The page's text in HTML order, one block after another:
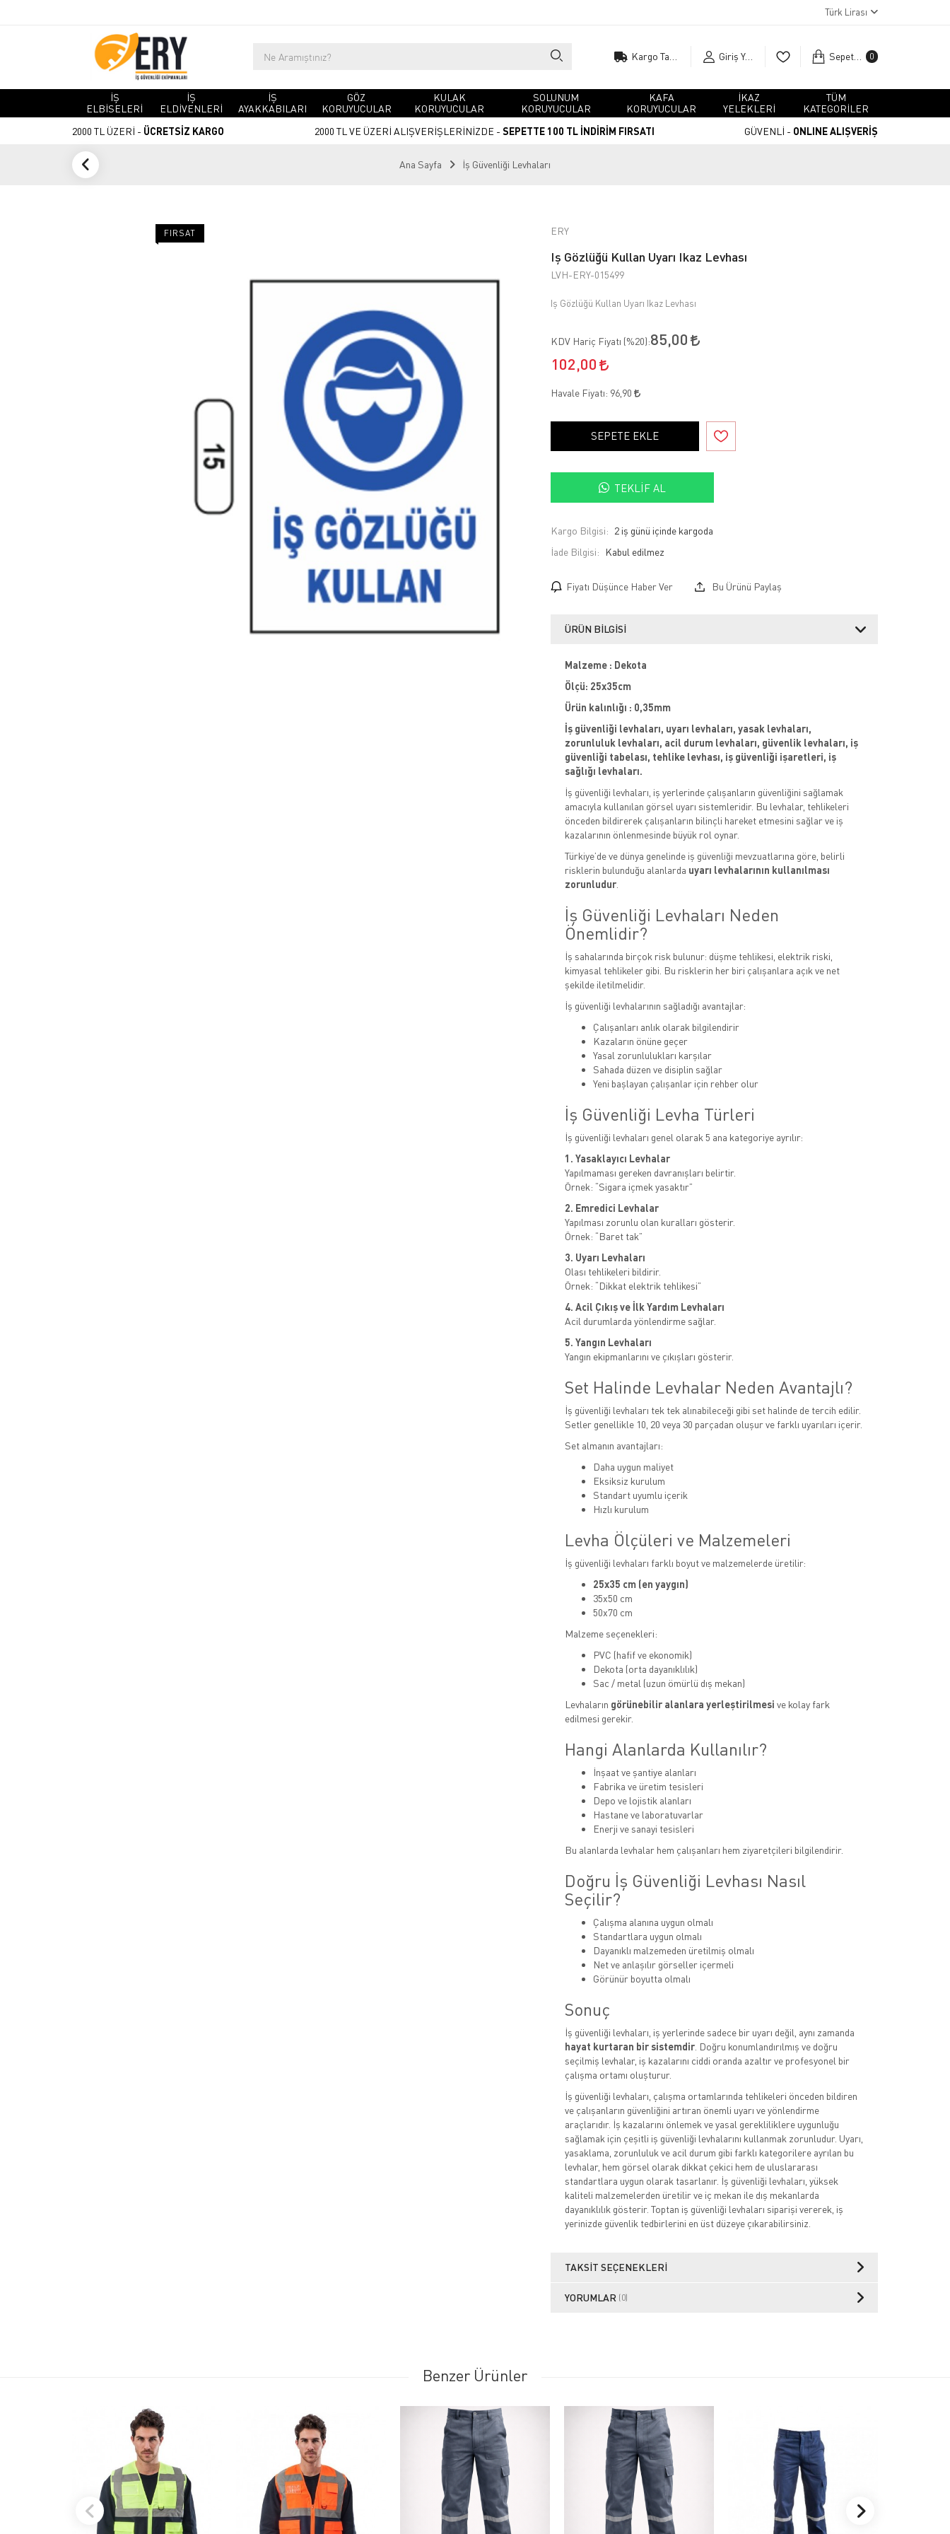
Türk Lirası
Giriş Yap Sepetim 0
İŞ
ELBİSELERİ
İŞ
ELDİVENLERİ
İŞ
AYAKKABILARI
GÖZ
KORUYUCULAR
KULAK
KORUYUCULAR
SOLUNUM
KORUYUCULAR
KAFA
KORUYUCULAR
İKAZ
YELEKLERİ
TÜM
KATEGORİLER
2000 TL ÜZERİ - ÜCRETSİZ KARGO 2000 TL VE ÜZERİ ALIŞVERİŞLERİNİZDE - SEPETTE 100 TL İNDİRİM FIRSATI GÜVENLİ - ONLINE ALIŞVERİŞ
Ana Sayfa İş Güvenliği Levhaları
FIRSAT ERY
Iş Gözlüğü Kullan Uyarı Ikaz Levhası
LVH-ERY-015499
Iş Gözlüğü Kullan Uyarı Ikaz Levhası
KDV Hariç Fiyatı (%20):85,00
102,00
Havale Fiyatı: 96,90
SEPETE EKLE
TEKLIF AL
Kargo Bilgisi: 2 iş günü içinde kargoda
İade Bilgisi:
Fiyatı Düşünce Haber Ver Bu Ürünü Paylaş
ÜRÜN BILGISI
Malzeme : Dekota
Ölçü: 25x35cm
Ürün kalınlığı : 0,35mm
İş güvenliği levhaları, uyarı levhaları, yasak levhaları,
zorunluluk levhaları, acil durum levhaları, güvenlik levhaları, iş
güvenliği tabelası, tehlike levhası, iş güvenliği işaretleri, iş
sağlığı levhaları.
İş güvenliği levhaları, iş yerlerinde çalışanların güvenliğini sağlamak
amacıyla kullanılan görsel uyarı sistemleridir. Bu levhalar, tehlikeleri
önceden bildirerek çalışanların bilinçli hareket etmesini sağlar ve iş
kazalarının önlenmesinde büyük rol oynar.
Türkiye’de ve dünya genelinde iş güvenliği mevzuatlarına göre, belirli
risklerin bulunduğu alanlarda uyarı levhalarının kullanılması
zorunludur.
İş Güvenliği Levhaları Neden
Önemlidir?
İş sahalarında birçok risk bulunur: düşme tehlikesi, elektrik riski,
kimyasal tehlikeler gibi. Bu risklerin her biri çalışanlara açık ve net
şekilde iletilmelidir.
İş güvenliği levhalarının sağladığı avantajlar:
Çalışanları anlık olarak bilgilendirir
Kazaların önüne geçer
Yasal zorunlulukları karşılar
Sahada düzen ve disiplin sağlar
Yeni başlayan çalışanlar için rehber olur
İş Güvenliği Levha Türleri
İş güvenliği levhaları genel olarak 5 ana kategoriye ayrılır:
1. Yasaklayıcı Levhalar
Yapılmaması gereken davranışları belirtir.
Örnek: “Sigara içmek yasaktır”
2. Emredici Levhalar
Yapılması zorunlu olan kuralları gösterir.
Örnek: “Baret tak”
3. Uyarı Levhaları
Olası tehlikeleri bildirir.
Örnek: “Dikkat elektrik tehlikesi”
4. Acil Çıkış ve İlk Yardım Levhaları
Acil durumlarda yönlendirme sağlar.
5. Yangın Levhaları
Yangın ekipmanlarını ve çıkışları gösterir.
Set Halinde Levhalar Neden Avantajlı?
İş güvenliği levhaları tek tek alınabileceği gibi set halinde de tercih edilir.
Setler genellikle 10, 20 veya 30 parçadan oluşur ve farklı uyarıları içerir.
Set almanın avantajları:
Daha uygun maliyet
Eksiksiz kurulum
Standart uyumlu içerik
Hızlı kurulum
Levha Ölçüleri ve Malzemeleri
İş güvenliği levhaları farklı boyut ve malzemelerde üretilir:
25x35 cm (en yaygın)
35x50 cm
50x70 cm
Malzeme seçenekleri:
PVC (hafif ve ekonomik)
Dekota (orta dayanıklılık)
Sac / metal (uzun ömürlü dış mekan)
Levhaların görünebilir alanlara yerleştirilmesi ve kolay fark
edilmesi gerekir.
Hangi Alanlarda Kullanılır?
İnşaat ve şantiye alanları
Fabrika ve üretim tesisleri
Depo ve lojistik alanları
Hastane ve laboratuvarlar
Enerji ve sanayi tesisleri
Bu alanlarda levhalar hem çalışanları hem ziyaretçileri bilgilendirir.
Doğru İş Güvenliği Levhası Nasıl
Seçilir?
Çalışma alanına uygun olmalı
Standartlara uygun olmalı
Dayanıklı malzemeden üretilmiş olmalı
Net ve anlaşılır görseller içermeli
Görünür boyutta olmalı
Sonuç
İş güvenliği levhaları, iş yerlerinde sadece bir uyarı değil, aynı zamanda
hayat kurtaran bir sistemdir. Doğru konumlandırılmış ve doğru
seçilmiş levhalar, iş kazalarını ciddi oranda azaltır ve profesyonel bir
çalışma ortamı oluşturur.
İş güvenliği levhaları, çalışma ortamlarında tehlikeleri önceden bildiren
ve çalışanların güvenliğini artıran önemli uyarı ve yönlendirme
araçlarıdır. İş kazalarını önlemek ve yasal gerekliliklere uygunluğu
sağlamak için çeşitli iş güvenliği levhalarını kullanmak zorunludur. Uyarı,
yasaklama, zorunluluk ve acil durum gibi farklı kategorilere ayrılan bu
levhalar, hem görsel olarak dikkat çekici hem de uluslararası
standartlara uygun olarak tasarlanır. İş güvenliği levhaları, yüksek
kaliteli malzemelerden üretilir ve iç mekan ile dış mekanlarda
dayanıklılık gösterir. Toptan iş güvenliği levhaları siparişi vererek, iş
yerinizde güvenlik tedbirlerini en üst düzeye çıkarabilirsiniz.
TAKSIT SEÇENEKLERI
YORUMLAR (0)
Benzer Ürünler